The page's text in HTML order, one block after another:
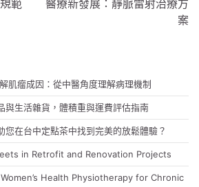
範
醫療新發展：靜脈雷射治療方
案
肌瘤成因：從中醫角度理解病理機制
與生活雜貨，體積重與運費評估指南
您在台中定點茶中找到完美的放鬆體驗？
in Retrofit and Renovation Projects
Health Physiotherapy for Chronic